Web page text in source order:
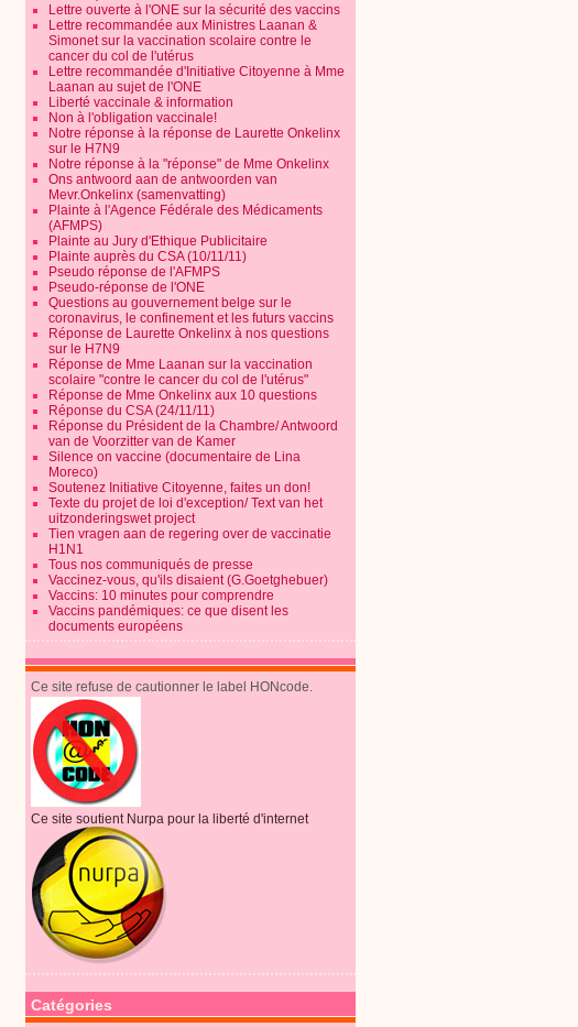
Lettre ouverte à l'ONE sur la sécurité des vaccins
Lettre recommandée aux Ministres Laanan &
Simonet sur la vaccination scolaire contre le
cancer du col de l'utérus
Lettre recommandée d'Initiative Citoyenne à Mme
Laanan au sujet de l'ONE
Liberté vaccinale & information
Non à l'obligation vaccinale!
Notre réponse à la réponse de Laurette Onkelinx
sur le H7N9
Notre réponse à la "réponse" de Mme Onkelinx
Ons antwoord aan de antwoorden van
Mevr.Onkelinx (samenvatting)
Plainte à l'Agence Fédérale des Médicaments
(AFMPS)
Plainte au Jury d'Ethique Publicitaire
Plainte auprès du CSA (10/11/11)
Pseudo réponse de l'AFMPS
Pseudo-réponse de l'ONE
Questions au gouvernement belge sur le
coronavirus, le confinement et les futurs vaccins
Réponse de Laurette Onkelinx à nos questions
sur le H7N9
Réponse de Mme Laanan sur la vaccination
scolaire "contre le cancer du col de l'utérus"
Réponse de Mme Onkelinx aux 10 questions
Réponse du CSA (24/11/11)
Réponse du Président de la Chambre/ Antwoord
van de Voorzitter van de Kamer
Silence on vaccine (documentaire de Lina
Moreco)
Soutenez Initiative Citoyenne, faites un don!
Texte du projet de loi d'exception/ Text van het
uitzonderingswet project
Tien vragen aan de regering over de vaccinatie
H1N1
Tous nos communiqués de presse
Vaccinez-vous, qu'ils disaient (G.Goetghebuer)
Vaccins: 10 minutes pour comprendre
Vaccins pandémiques: ce que disent les
documents européens
Ce site refuse de cautionner le label HONcode.
Ce site soutient Nurpa pour la liberté d'internet
Catégories